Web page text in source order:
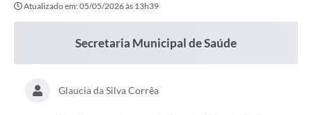
Atualizado em: 05/05/2026 às 13h39
Secretaria Municipal de Saúde
Glaucia da Silva Corrêa